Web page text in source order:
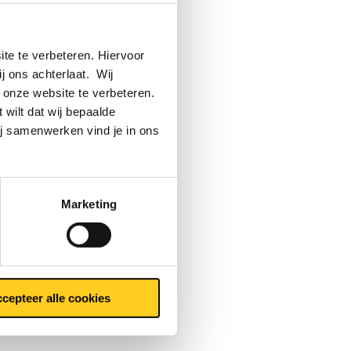
te verbeteren. Hiervoor
ons achterlaat. Wij
website te verbeteren.
dat wij bepaalde
samenwerken vind je in ons
Marketing
alle cookies